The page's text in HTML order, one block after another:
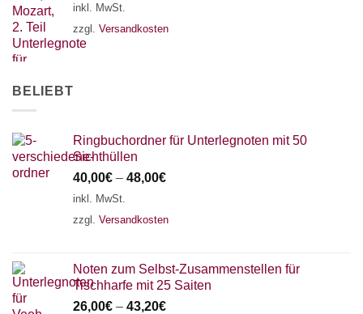
inkl. MwSt.
zzgl. Versandkosten
BELIEBT
Ringbuchordner für Unterlegnoten mit 50
Sichthüllen
40,00€ – 48,00€
inkl. MwSt.
zzgl. Versandkosten
Noten zum Selbst-Zusammenstellen für
Tischharfe mit 25 Saiten
26,00€ – 43,20€